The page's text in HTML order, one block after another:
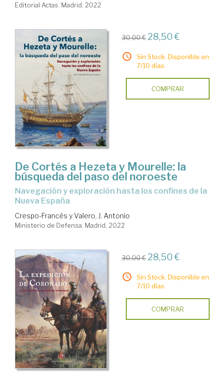
Editorial Actas. Madrid, 2022
30,00 € 28,50 €
Sin Stock. Disponible en
7/10 días.
COMPRAR
De Cortés a Hezeta y Mourelle: la
búsqueda del paso del noroeste
navegación y exploración hasta los confines de la
Nueva España
Crespo-Francés y Valero, J. Antonio
Ministerio de Defensa. Madrid, 2022
30,00 € 28,50 €
Sin Stock. Disponible en
7/10 días.
COMPRAR